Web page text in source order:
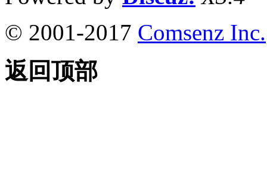
© 2001-2017 Comsenz Inc.
返回顶部